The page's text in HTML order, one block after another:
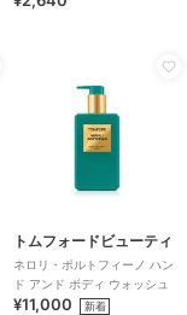
トムフォードビューティ
ネロリ・ポルトフィーノ ハン
ド アンド ボディ ウォッシュ
¥11,000 新着